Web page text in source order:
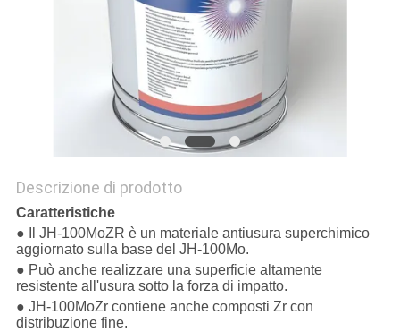
Descrizione di prodotto
Caratteristiche
● Il JH-100MoZR è un materiale antiusura superchimico
aggiornato sulla base del JH-100Mo.
● Può anche realizzare una superficie altamente
resistente all'usura sotto la forza di impatto.
● JH-100MoZr contiene anche composti Zr con
distribuzione fine.